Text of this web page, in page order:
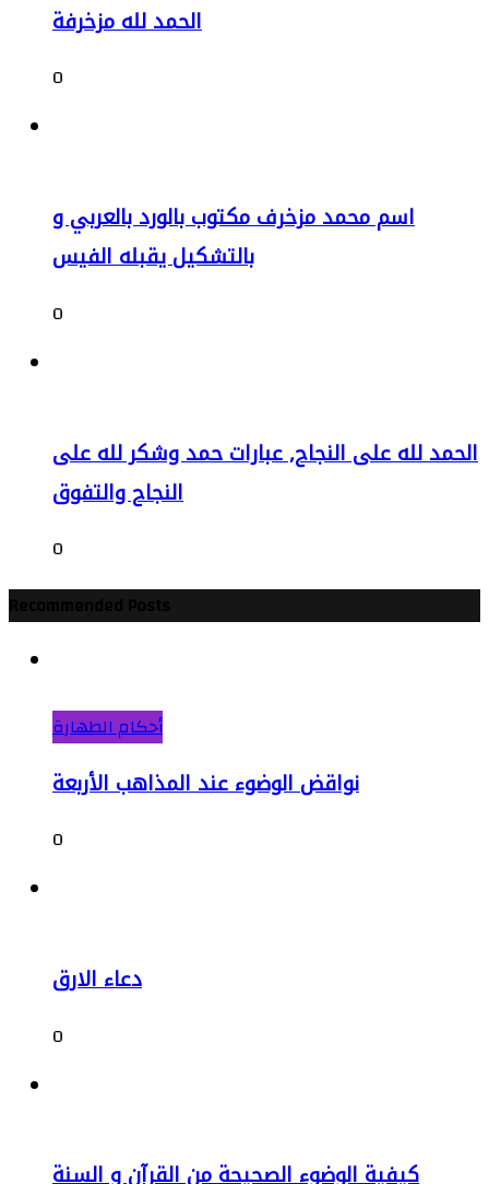
الحمد لله مزخرفة
0
اسم محمد مزخرف مكتوب بالورد بالعربي و
بالتشكيل يقبله الفيس
0
الحمد لله على النجاح, عبارات حمد وشكر لله على
النجاح والتفوق
0
أحكام الطهارة
نواقض الوضوء عند المذاهب الأربعة
0
دعاء الارق
0
كيفية الوضوء الصحيحة من القرآن و السنة